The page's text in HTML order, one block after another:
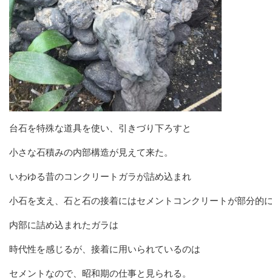
台石を特殊な道具を使い、引きづり下ろすと
小さな石積みの内部構造が見えて来た。
いわゆる昔のコンクリートガラが詰め込まれ
小石を支え、石と石の接着にはセメントコンクリートが部分的
内部に詰め込まれたガラは
時代性を感じるが、接着に用いられているのは
セメントなので、昭和期の仕事と見られる。